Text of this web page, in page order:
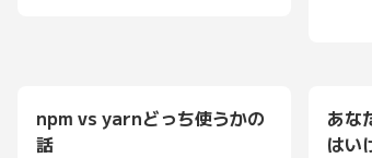
npm vs yarnどっち使うかの
話
あな
はい